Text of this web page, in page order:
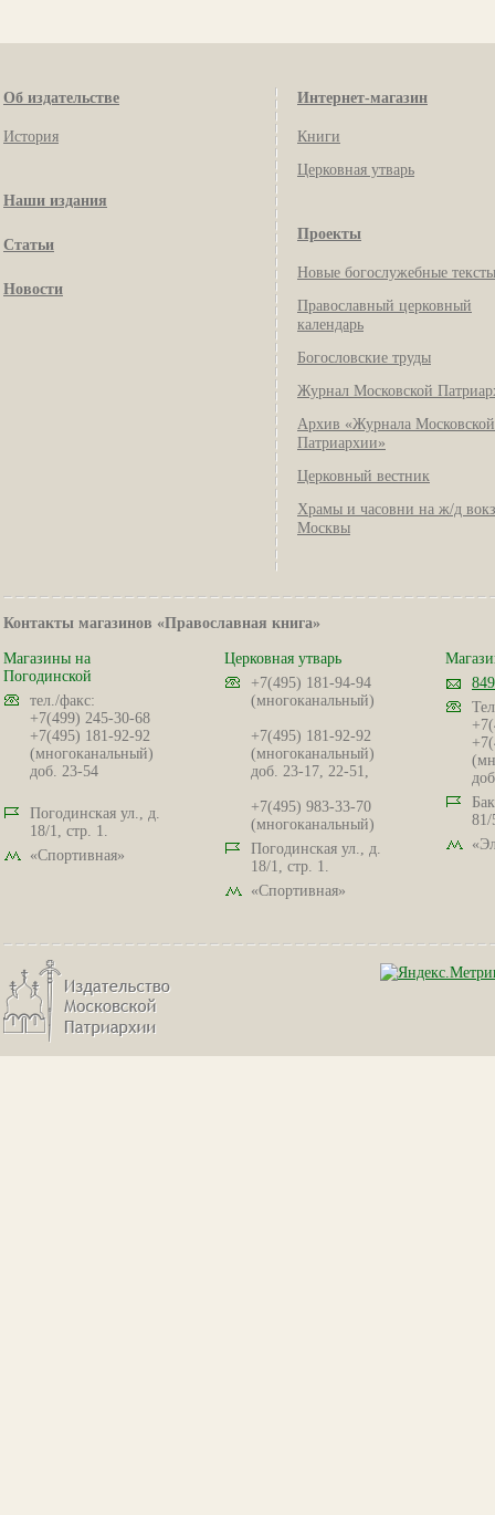
Об издательстве
История
Наши издания
Статьи
Новости
Интернет-магазин
Книги
Церковная утварь
Проекты
Новые богослужебные тексты
Православный церковный
календарь
Богословские труды
Журнал Московской
Архив «Журнала Московской
Патриархии»
Церковный вестник
Храмы и часовни на ж/д
Москвы
Контакты магазинов «Православная книга»
Магазины на
Погодинской
тел./факс:
+7(499) 245-30-68
+7(495) 181-92-92
(многоканальный)
доб. 23-54
Погодинская ул., д.
18/1, стр. 1.
«Спортивная»
Церковная утварь
+7(495) 181-94-94
(многоканальный)
+7(495) 181-92-92
(многоканальный)
доб. 23-17, 22-51,
+7(495) 983-33-70
(многоканальный)
Погодинская ул., д.
18/1, стр. 1.
«Спортивная»
81/